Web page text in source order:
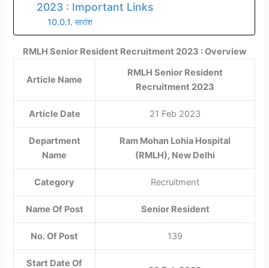
2023 : Important Links
सारांश
RMLH Senior Resident Recruitment 2023 : Overview
Article Name
RMLH Senior Resident
Recruitment 2023
Article Date 21 Feb 2023
Department
Name
Ram Mohan Lohia Hospital
(RMLH), New Delhi
Category Recruitment
Name Of Post Senior Resident
No. Of Post 139
Start Date Of